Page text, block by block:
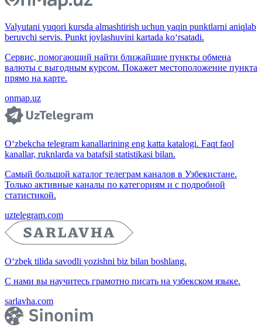
Valyutani yuqori kursda almashtirish uchun yaqin punktlarni aniqlab
beruvchi servis. Punkt joylashuvini kartada ko‘rsatadi.
Сервис, помогающий найти ближайшие пункты обмена
валюты с выгодным курсом. Покажет местоположение пункта
прямо на карте.
onmap.uz
O‘zbekcha telegram kanallarining eng katta katalogi. Faqt faol
kanallar, ruknlarda va batafsil statistikasi bilan.
Самый большой каталог телеграм каналов в Узбекистане.
Только активные каналы по категориям и с подробной
статистикой.
uztelegram.com
O‘zbek tilida savodli yozishni biz bilan boshlang.
С нами вы научитесь грамотно писать на узбекском языке.
sarlavha.com